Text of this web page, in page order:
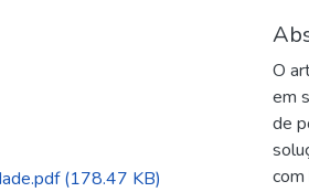
(178.47 KB)
O
em
de
com